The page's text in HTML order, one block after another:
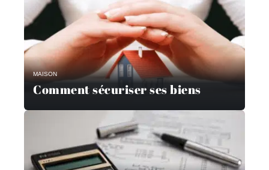
MAISON
Comment sécuriser ses biens